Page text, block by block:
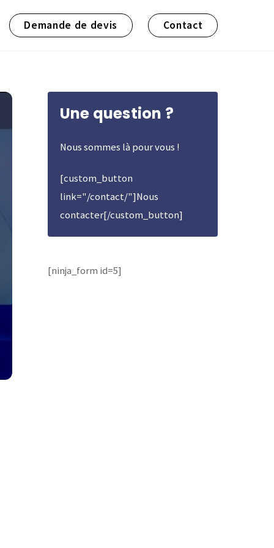
Demande de devis Contact
Une question ?
Nous sommes là pour vous !
[custom_button
link="/contact/"]Nous
contacter[/custom_button]
[ninja_form id=5]